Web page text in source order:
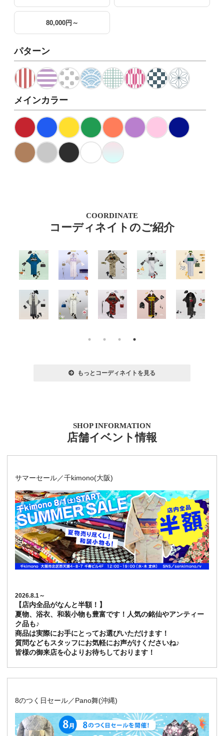
80,000円～
パターン
メインカラー
COORDINATE
コーディネイトのご紹介
もっとコーディネイトを見る
SHOP INFORMATION
店舗イベント情報
サマーセール／千kimono(大阪)
2026.8.1～
【店内全品がなんと半額！】
夏物、浴衣、和装小物も豊富です！人気の銘仙やアンティー
ク品も♪
商品は実際にお手にとってお選びいただけます！
質問などもスタッフにお気軽にお声がけくださいね♪
皆様の御来店を心よりお待ちしております！
8のつく日セール／Pano舞(沖縄)